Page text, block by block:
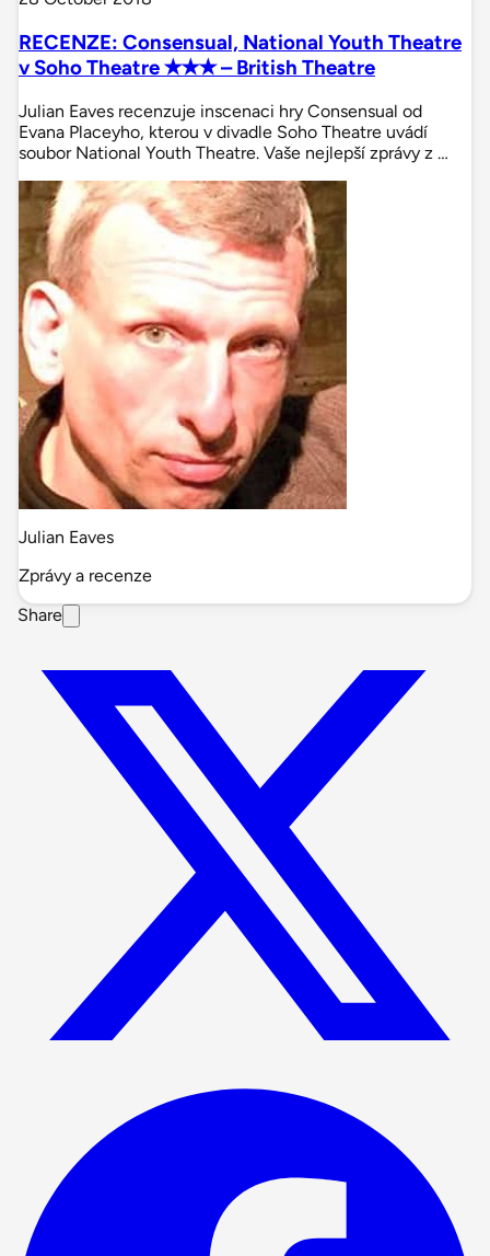
RECENZE: Consensual, National Youth Theatre
v Soho Theatre ✭✭✭ – British Theatre
Julian Eaves recenzuje inscenaci hry Consensual od
Evana Placeyho, kterou v divadle Soho Theatre uvádí
soubor National Youth Theatre. Vaše nejlepší zprávy z …
Julian Eaves
Zprávy a recenze
Share